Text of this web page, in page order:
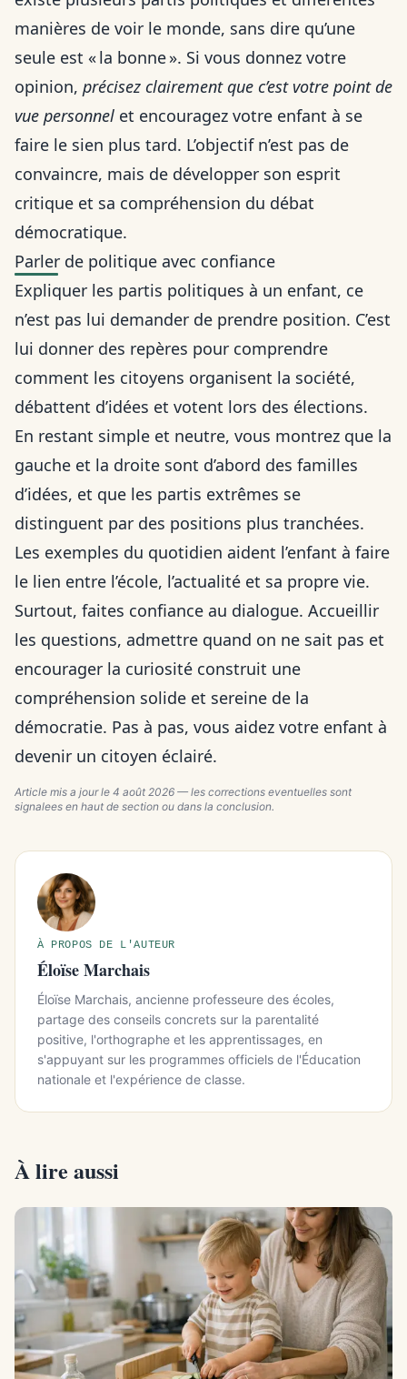
manières de voir le monde, sans dire qu’une
seule est « la bonne ». Si vous donnez votre
opinion, précisez clairement que c’est votre point de
vue personnel et encouragez votre enfant à se
faire le sien plus tard. L’objectif n’est pas de
convaincre, mais de développer son esprit
critique et sa compréhension du débat
démocratique.
Parler de politique avec confiance
Expliquer les partis politiques à un enfant, ce
n’est pas lui demander de prendre position. C’est
lui donner des repères pour comprendre
comment les citoyens organisent la société,
débattent d’idées et votent lors des élections.
En restant simple et neutre, vous montrez que la
gauche et la droite sont d’abord des familles
d’idées, et que les partis extrêmes se
distinguent par des positions plus tranchées.
Les exemples du quotidien aident l’enfant à faire
le lien entre l’école, l’actualité et sa propre vie.
Surtout, faites confiance au dialogue. Accueillir
les questions, admettre quand on ne sait pas et
encourager la curiosité construit une
compréhension solide et sereine de la
démocratie. Pas à pas, vous aidez votre enfant à
devenir un citoyen éclairé.
Article mis a jour le 4 août 2026 — les corrections eventuelles sont
signalees en haut de section ou dans la conclusion.
À PROPOS DE L'AUTEUR
Éloïse Marchais
Éloïse Marchais, ancienne professeure des écoles,
partage des conseils concrets sur la parentalité
positive, l'orthographe et les apprentissages, en
s'appuyant sur les programmes officiels de l'Éducation
nationale et l'expérience de classe.
À lire aussi